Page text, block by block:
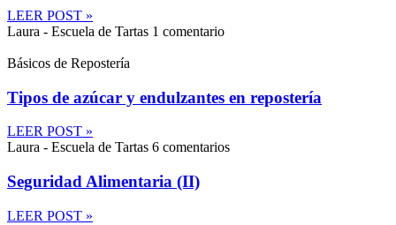
LEER POST »
Laura - Escuela de Tartas 1 comentario
Básicos de Repostería
Tipos de azúcar y endulzantes en repostería
LEER POST »
Laura - Escuela de Tartas 6 comentarios
Seguridad Alimentaria (II)
LEER POST »